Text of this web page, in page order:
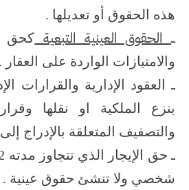
هذه الحقوق أو تعديلها .
ـالحقوق العينية التبعيةكحق
والامتيازات الواردة على العقار .
ـ العقود الإدارية والقرارات
بنزع الملكية او نقلها
والتصفيف المتعلقة بالإدراج
شخصي ولا تنشئ حقوق عينية .